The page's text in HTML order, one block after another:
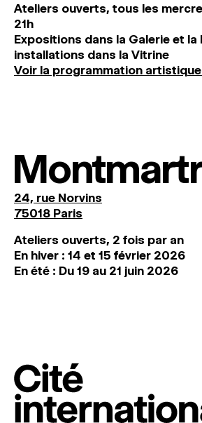
Ateliers ouverts, tous les
21h
Expositions dans la Galerie et la
installations dans la Vitrine
Voir la programmation
24, rue Norvins
75018 Paris
Ateliers ouverts, 2 fois par an
En hiver : 14 et 15 février 2026
En été : Du 19 au 21 juin 2026